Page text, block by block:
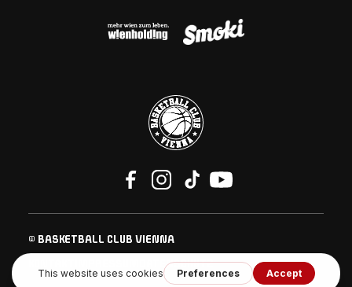
© BASKETBALL CLUB VIENNA
DATENSCHUTZ